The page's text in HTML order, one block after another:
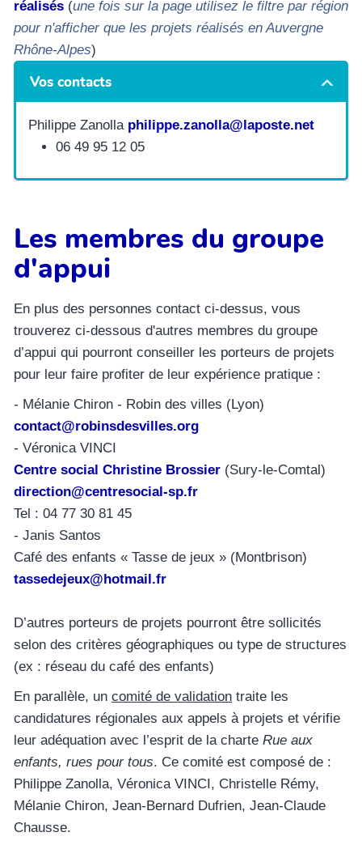
réalisés (une fois sur la page utilisez le filtre par région
pour n'afficher que les projets réalisés en Auvergne
Rhône-Alpes)
Vos contacts
Philippe Zanolla philippe.zanolla@laposte.net
06 49 95 12 05
Les membres du groupe
d'appui
En plus des personnes contact ci-dessus, vous
trouverez ci-dessous d'autres membres du groupe
d’appui qui pourront conseiller les porteurs de projets
pour leur faire profiter de leur expérience pratique :
- Mélanie Chiron - Robin des villes (Lyon)
contact@robinsdesvilles.org
- Véronica VINCI
Centre social Christine Brossier (Sury-le-Comtal)
direction@centresocial-sp.fr
Tel : 04 77 30 81 45
- Janis Santos
Café des enfants « Tasse de jeux » (Montbrison)
tassedejeux@hotmail.fr
D’autres porteurs de projets pourront être sollicités
selon des critères géographiques ou type de structures
(ex : réseau du café des enfants)
En parallèle, un comité de validation traite les
candidatures régionales aux appels à projets et vérifie
leur adéquation avec l’esprit de la charte Rue aux
enfants, rues pour tous. Ce comité est composé de :
Philippe Zanolla, Véronica VINCI, Christelle Rémy,
Mélanie Chiron, Jean-Bernard Dufrien, Jean-Claude
Chausse.